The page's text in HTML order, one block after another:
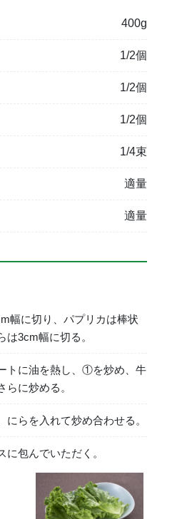
400g
1/2個
1/2個
1/2個
1/4束
適量
適量
幅に切り、パプリカは棒状
は3cm幅に切る。
トに油を熱し、①を炒め、牛
らに炒める。
にらを入れて炒め合わせる。
に包んでいただく。